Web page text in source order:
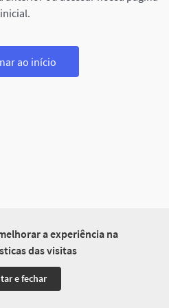
a experiência na
das visitas
e fechar
inicial.
ao início